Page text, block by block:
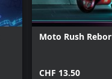
Moto Rush
CHF 13.50